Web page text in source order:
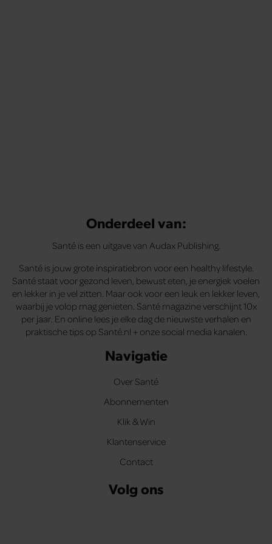
Onderdeel van:
Santé is een uitgave van Audax Publishing.
Santé is jouw grote inspiratiebron voor een healthy lifestyle.
Santé staat voor gezond leven, bewust eten, je energiek voelen
en lekker in je vel zitten. Maar ook voor een leuk en lekker leven,
waarbij je volop mag genieten. Santé magazine verschijnt 10x
per jaar. En online lees je elke dag de nieuwste verhalen en
praktische tips op Santé.nl + onze social media kanalen.
Navigatie
Over Santé
Abonnementen
Klik & Win
Klantenservice
Contact
Volg ons